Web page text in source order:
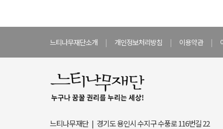
느티나무재단소개 | 개인정보처리방침 | 이용약관 |
느티나무재단 | 경기도 용인시 수지구 수풍로 116번길 22